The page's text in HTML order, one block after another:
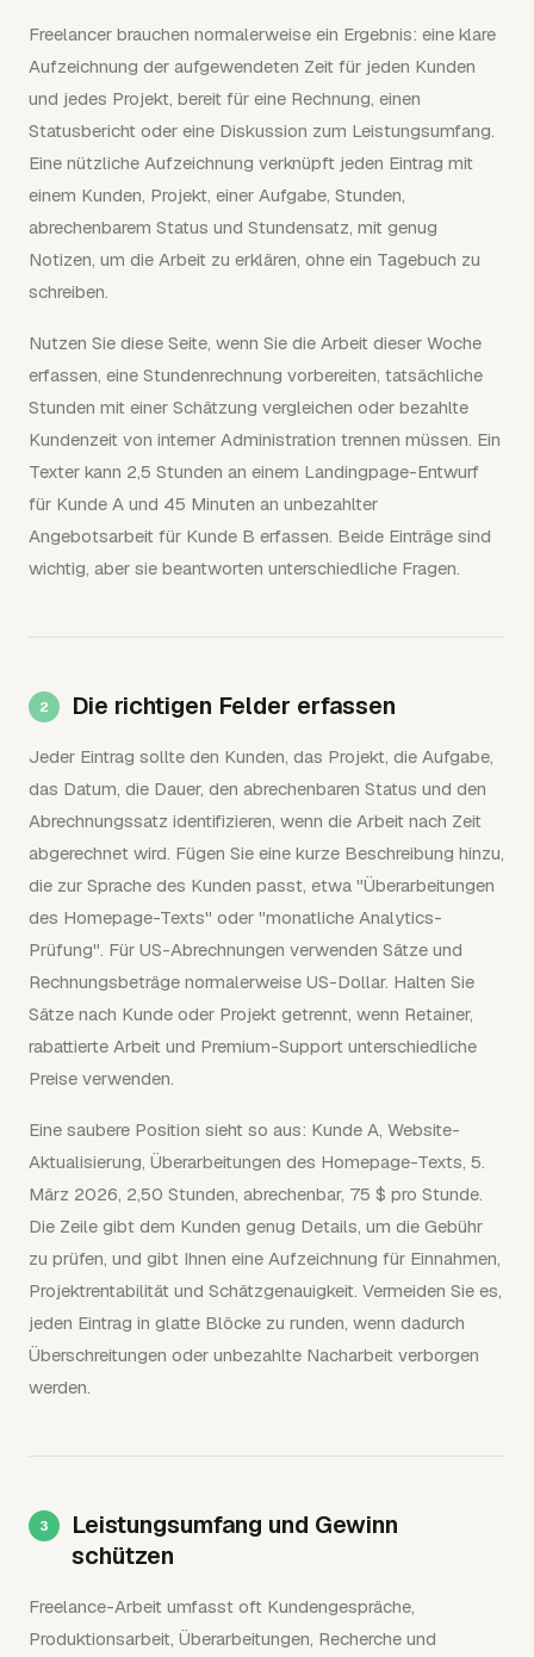
Freelancer brauchen normalerweise ein Ergebnis: eine klare
Aufzeichnung der aufgewendeten Zeit für jeden Kunden
und jedes Projekt, bereit für eine Rechnung, einen
Statusbericht oder eine Diskussion zum Leistungsumfang.
Eine nützliche Aufzeichnung verknüpft jeden Eintrag mit
einem Kunden, Projekt, einer Aufgabe, Stunden,
abrechenbarem Status und Stundensatz, mit genug
Notizen, um die Arbeit zu erklären, ohne ein Tagebuch zu
schreiben.
Nutzen Sie diese Seite, wenn Sie die Arbeit dieser Woche
erfassen, eine Stundenrechnung vorbereiten, tatsächliche
Stunden mit einer Schätzung vergleichen oder bezahlte
Kundenzeit von interner Administration trennen müssen. Ein
Texter kann 2,5 Stunden an einem Landingpage-Entwurf
für Kunde A und 45 Minuten an unbezahlter
Angebotsarbeit für Kunde B erfassen. Beide Einträge sind
wichtig, aber sie beantworten unterschiedliche Fragen.
Die richtigen Felder erfassen
Jeder Eintrag sollte den Kunden, das Projekt, die Aufgabe,
das Datum, die Dauer, den abrechenbaren Status und den
Abrechnungssatz identifizieren, wenn die Arbeit nach Zeit
abgerechnet wird. Fügen Sie eine kurze Beschreibung hinzu,
die zur Sprache des Kunden passt, etwa "Überarbeitungen
des Homepage-Texts" oder "monatliche Analytics-
Prüfung". Für US-Abrechnungen verwenden Sätze und
Rechnungsbeträge normalerweise US-Dollar. Halten Sie
Sätze nach Kunde oder Projekt getrennt, wenn Retainer,
rabattierte Arbeit und Premium-Support unterschiedliche
Preise verwenden.
Eine saubere Position sieht so aus: Kunde A, Website-
Aktualisierung, Überarbeitungen des Homepage-Texts, 5.
März 2026, 2,50 Stunden, abrechenbar, 75 $ pro Stunde.
Die Zeile gibt dem Kunden genug Details, um die Gebühr
zu prüfen, und gibt Ihnen eine Aufzeichnung für Einnahmen,
Projektrentabilität und Schätzgenauigkeit. Vermeiden Sie es,
jeden Eintrag in glatte Blöcke zu runden, wenn dadurch
Überschreitungen oder unbezahlte Nacharbeit verborgen
werden.
Leistungsumfang und Gewinn
schützen
Freelance-Arbeit umfasst oft Kundengespräche,
Produktionsarbeit, Überarbeitungen, Recherche und